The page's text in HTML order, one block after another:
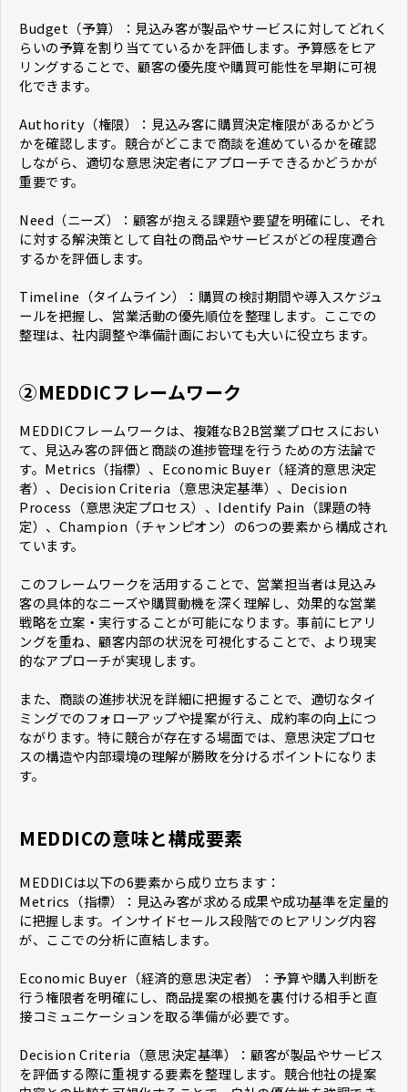
Budget（予算）：見込み客が製品やサービスに対してどれく
らいの予算を割り当てているかを評価します。予算感をヒア
リングすることで、顧客の優先度や購買可能性を早期に可視
化できます。
Authority（権限）：見込み客に購買決定権限があるかどう
かを確認します。競合がどこまで商談を進めているかを確認
しながら、適切な意思決定者にアプローチできるかどうかが
重要です。
Need（ニーズ）：顧客が抱える課題や要望を明確にし、それ
に対する解決策として自社の商品やサービスがどの程度適合
するかを評価します。
Timeline（タイムライン）：購買の検討期間や導入スケジュ
ールを把握し、営業活動の優先順位を整理します。ここでの
整理は、社内調整や準備計画においても大いに役立ちます。
②MEDDICフレームワーク
MEDDICフレームワークは、複雑なB2B営業プロセスにおい
て、見込み客の評価と商談の進捗管理を行うための方法論で
す。Metrics（指標）、Economic Buyer（経済的意思決定
者）、Decision Criteria（意思決定基準）、Decision
Process（意思決定プロセス）、Identify Pain（課題の特
定）、Champion（チャンピオン）の6つの要素から構成され
ています。
このフレームワークを活用することで、営業担当者は見込み
客の具体的なニーズや購買動機を深く理解し、効果的な営業
戦略を立案・実行することが可能になります。事前にヒアリ
ングを重ね、顧客内部の状況を可視化することで、より現実
的なアプローチが実現します。
また、商談の進捗状況を詳細に把握することで、適切なタイ
ミングでのフォローアップや提案が行え、成約率の向上につ
ながります。特に競合が存在する場面では、意思決定プロセ
スの構造や内部環境の理解が勝敗を分けるポイントになりま
す。
MEDDICの意味と構成要素
MEDDICは以下の6要素から成り立ちます：
Metrics（指標）：見込み客が求める成果や成功基準を定量的
に把握します。インサイドセールス段階でのヒアリング内容
が、ここでの分析に直結します。
Economic Buyer（経済的意思決定者）：予算や購入判断を
行う権限者を明確にし、商品提案の根拠を裏付ける相手と直
接コミュニケーションを取る準備が必要です。
Decision Criteria（意思決定基準）：顧客が製品やサービス
を評価する際に重視する要素を整理します。競合他社の提案